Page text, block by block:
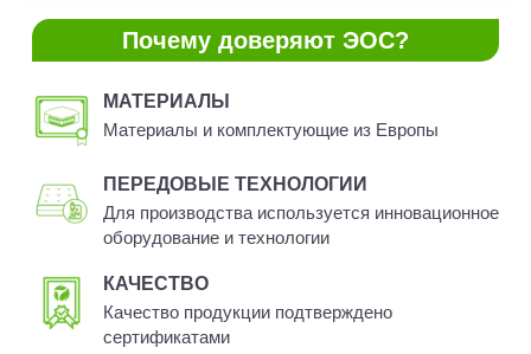
Почему доверяют ЭОС?
МАТЕРИАЛЫ
Материалы и комплектующие из Европы
ПЕРЕДОВЫЕ ТЕХНОЛОГИИ
Для производства используется инновационное
оборудование и технологии
КАЧЕСТВО
Качество продукции подтверждено
сертификатами